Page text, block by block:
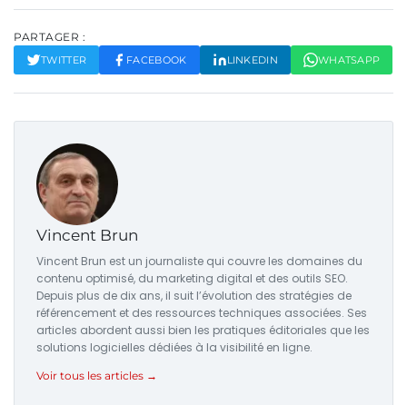
PARTAGER :
TWITTER FACEBOOK LINKEDIN WHATSAPP
Vincent Brun
Vincent Brun est un journaliste qui couvre les domaines du
contenu optimisé, du marketing digital et des outils SEO.
Depuis plus de dix ans, il suit l’évolution des stratégies de
référencement et des ressources techniques associées. Ses
articles abordent aussi bien les pratiques éditoriales que les
solutions logicielles dédiées à la visibilité en ligne.
Voir tous les articles →